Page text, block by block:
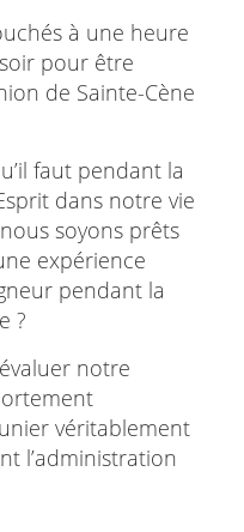
à une heure
pour être
de Sainte-Cène
faut pendant la
dans notre vie
soyons prêts
expérience
pendant la
?
notre
véritablement
l’administration